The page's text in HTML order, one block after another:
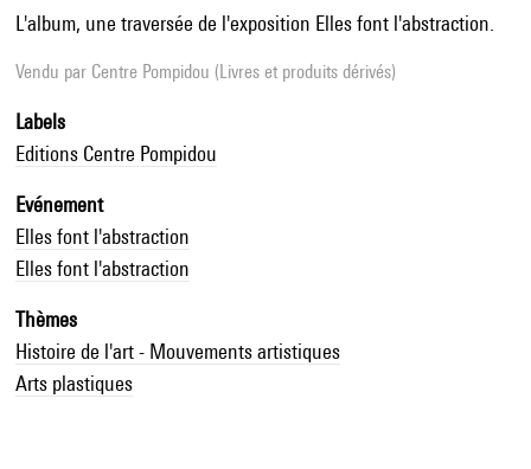
L'album, une traversée de l'exposition Elles font l'abstraction.
Vendu par Centre Pompidou (Livres et produits dérivés)
Labels
Editions Centre Pompidou
Evénement
Elles font l'abstraction
Elles font l'abstraction
Thèmes
Histoire de l'art - Mouvements artistiques
Arts plastiques